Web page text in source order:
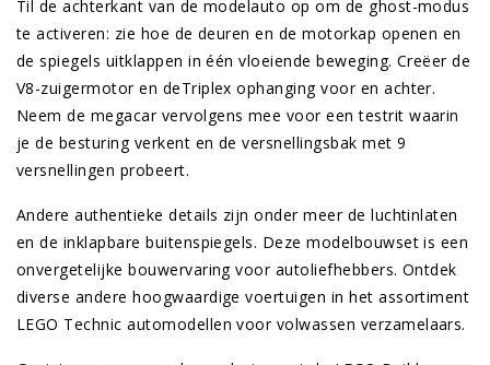
Til de achterkant van de modelauto op om de ghost-modus
te activeren: zie hoe de deuren en de motorkap openen en
de spiegels uitklappen in één vloeiende beweging. Creëer de
V8-zuigermotor en deTriplex ophanging voor en achter.
Neem de megacar vervolgens mee voor een testrit waarin
je de besturing verkent en de versnellingsbak met 9
versnellingen probeert.
Andere authentieke details zijn onder meer de luchtinlaten
en de inklapbare buitenspiegels. Deze modelbouwset is een
onvergetelijke bouwervaring voor autoliefhebbers. Ontdek
diverse andere hoogwaardige voertuigen in het assortiment
LEGO Technic automodellen voor volwassen verzamelaars.